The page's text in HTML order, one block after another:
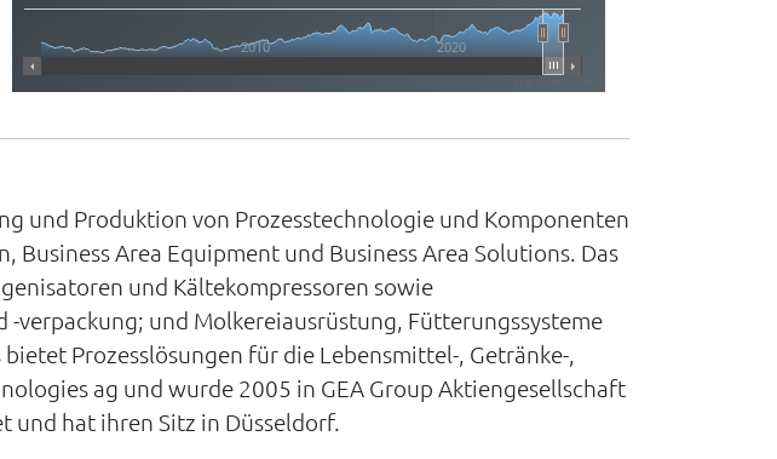
2010 2020
und Produktion von Prozesstechnologie und Komponenten
Area Equipment und Business Area Solutions. Das
und Kältekompressoren sowie
und Molkereiausrüstung, Fütterungssysteme
Prozesslösungen für die Lebensmittel-, Getränke-,
ag und wurde 2005 in GEA Group Aktiengesellschaft
und hat ihren Sitz in Düsseldorf.